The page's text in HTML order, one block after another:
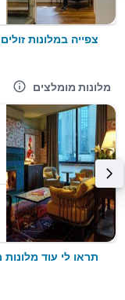
צפייה במלונות
מלונות מומלצים
תראו לי עוד